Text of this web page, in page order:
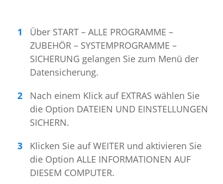
Über START – ALLE PROGRAMME –
ZUBEHÖR – SYSTEMPROGRAMME –
SICHERUNG gelangen Sie zum Menü der
Datensicherung.
Nach einem Klick auf EXTRAS wählen Sie
die Option DATEIEN UND EINSTELLUNGEN
SICHERN.
Klicken Sie auf WEITER und aktivieren Sie
die Option ALLE INFORMATIONEN AUF
DIESEM COMPUTER.